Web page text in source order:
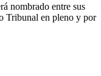
nombrado entre sus
Tribunal en pleno y por